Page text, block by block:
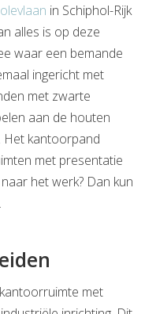
in Schiphol-Rijk
alles is op deze
waar een bemande
ingericht met
met zwarte
aan de houten
Het kantoorpand
met presentatie
het werk? Dan kun
met